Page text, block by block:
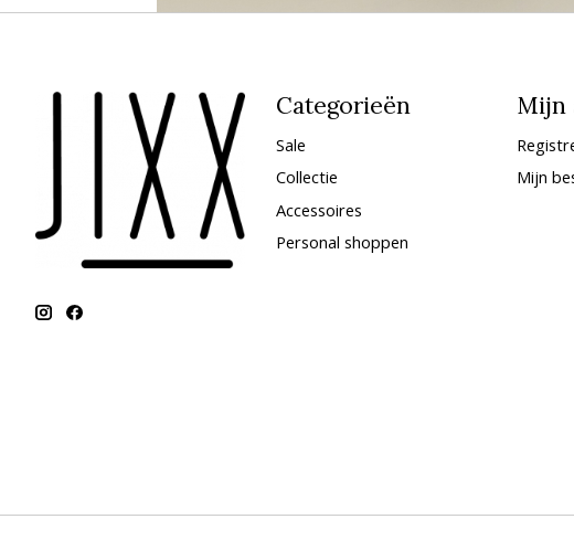
Categorieën
Sale
Collectie
Accessoires
Personal shoppen
Mijn
Mijn